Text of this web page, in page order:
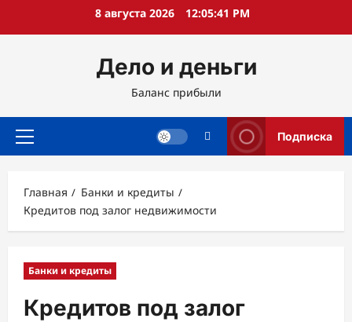
8 августа 2026 12:05:42 PM
Дело и деньги
Баланс прибыли
Основное
Подписка
Главная
Банки и кредиты
Кредитов под залог недвижимости
Банки и кредиты
Кредитов под залог